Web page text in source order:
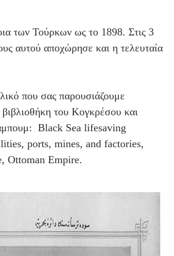
των Τούρκων ως το 1898. Στις 3
αυτού αποχώρησε και η τελευταία
που σας παρουσιάζουμε
του Κογκρέσου και
Black Sea lifesaving
ports, mines, and factories,
Ottoman Empire.